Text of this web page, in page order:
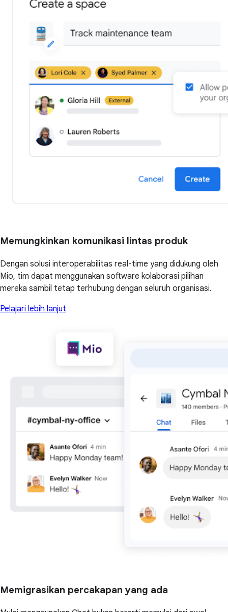
Memungkinkan komunikasi lintas produk
Dengan solusi interoperabilitas real-time yang didukung oleh
Mio, tim dapat menggunakan software kolaborasi pilihan
mereka sambil tetap terhubung dengan seluruh organisasi.
Pelajari lebih lanjut
Memigrasikan percakapan yang ada